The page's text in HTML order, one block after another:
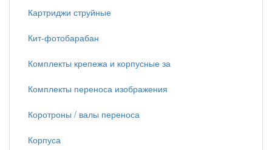
Картриджи струйные
Кит-фотобарабан
Комплекты крепежа и корпусные за
Комплекты переноса изображения
Коротроны / валы переноса
Корпуса